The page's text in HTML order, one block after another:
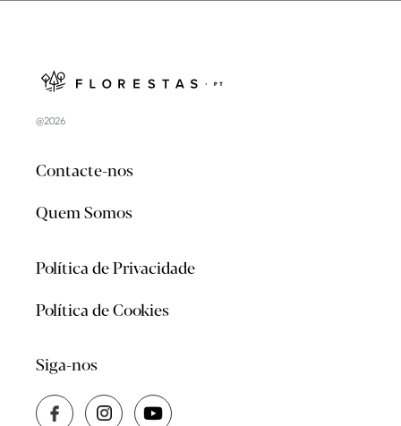
@2026
Contacte-nos
Quem Somos
Política de Privacidade
Política de Cookies
Siga-nos